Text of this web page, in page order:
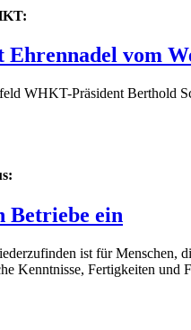
vom
WHKT-Präsident Berthold
Betriebe ein
ist für Menschen,
Kenntnisse, Fertigkeiten und